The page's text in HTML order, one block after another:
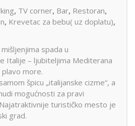
, TV corner, Bar, Restoran,
, Krevetac za bebu( uz doplatu),
spada u
Italije – ljubiteljima Mediterana
more.
špicu „italijanske cizme“, a
mogućnosti za pravi
turističko mesto je
grad.